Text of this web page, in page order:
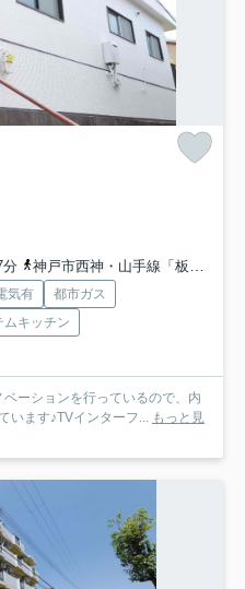
分
神戸市西神・山手線「板宿」駅 徒歩19分
気有
都市ガス
ムキッチン
ーションを行っているので、内
います♪TVインターフ... もっと見